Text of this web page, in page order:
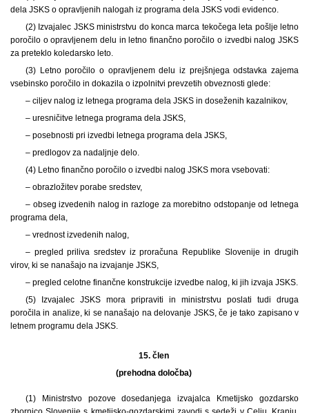
dela JSKS o opravljenih nalogah iz programa dela JSKS vodi evidenco.
(2) Izvajalec JSKS ministrstvu do konca marca tekočega leta pošlje letno
poročilo o opravljenem delu in letno finančno poročilo o izvedbi nalog JSKS
za preteklo koledarsko leto.
(3) Letno poročilo o opravljenem delu iz prejšnjega odstavka zajema
vsebinsko poročilo in dokazila o izpolnitvi prevzetih obveznosti glede:
– ciljev nalog iz letnega programa dela JSKS in doseženih kazalnikov,
– uresničitve letnega programa dela JSKS,
– posebnosti pri izvedbi letnega programa dela JSKS,
– predlogov za nadaljnje delo.
(4) Letno finančno poročilo o izvedbi nalog JSKS mora vsebovati:
– obrazložitev porabe sredstev,
– obseg izvedenih nalog in razloge za morebitno odstopanje od letnega
programa dela,
– vrednost izvedenih nalog,
– pregled priliva sredstev iz proračuna Republike Slovenije in drugih
virov, ki se nanašajo na izvajanje JSKS,
– pregled celotne finančne konstrukcije izvedbe nalog, ki jih izvaja JSKS.
(5) Izvajalec JSKS mora pripraviti in ministrstvu poslati tudi druga
poročila in analize, ki se nanašajo na delovanje JSKS, če je tako zapisano v
letnem programu dela JSKS.
15. člen
(prehodna določba)
(1) Ministrstvo pozove dosedanjega izvajalca Kmetijsko gozdarsko